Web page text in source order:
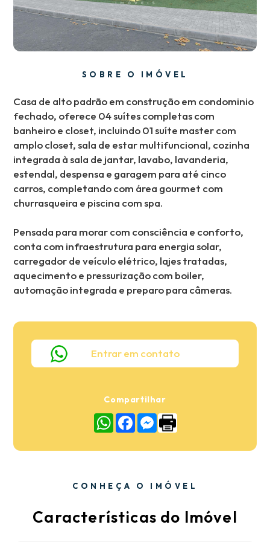
SOBRE O IMÓVEL
Casa de alto padrão em construção em condominio
fechado, oferece 04 suítes completas com
banheiro e closet, incluindo 01 suíte master com
amplo closet, sala de estar multifuncional, cozinha
integrada à sala de jantar, lavabo, lavanderia,
estendal, despensa e garagem para até cinco
carros, completando com área gourmet com
churrasqueira e piscina com spa.
Pensada para morar com consciência e conforto,
conta com infraestrutura para energia solar,
carregador de veículo elétrico, lajes tratadas,
aquecimento e pressurização com boiler,
automação integrada e preparo para câmeras.
Entrar em contato
Compartilhar
WhatsApp
FacebookMessenger
CONHEÇA O IMÓVEL
Características do Imóvel